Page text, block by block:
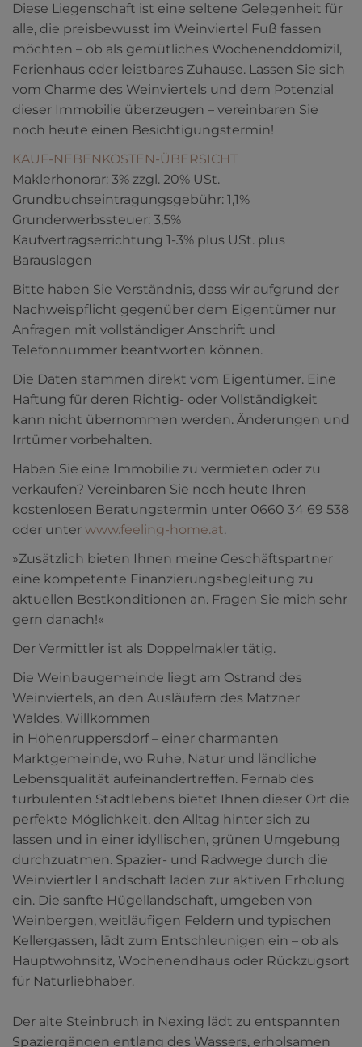
Diese Liegenschaft ist eine seltene Gelegenheit für
alle, die preisbewusst im Weinviertel Fuß fassen
möchten – ob als gemütliches Wochenenddomizil,
Ferienhaus oder leistbares Zuhause. Lassen Sie sich
vom Charme des Weinviertels und dem Potenzial
dieser Immobilie überzeugen – vereinbaren Sie
noch heute einen Besichtigungstermin!
KAUF-NEBENKOSTEN-ÜBERSICHT
Maklerhonorar: 3% zzgl. 20% USt.
Grundbuchseintragungsgebühr: 1,1%
Grunderwerbssteuer: 3,5%
Kaufvertragserrichtung 1-3% plus USt. plus
Barauslagen
Bitte haben Sie Verständnis, dass wir aufgrund der
Nachweispflicht gegenüber dem Eigentümer nur
Anfragen mit vollständiger Anschrift und
Telefonnummer beantworten können.
Die Daten stammen direkt vom Eigentümer. Eine
Haftung für deren Richtig- oder Vollständigkeit
kann nicht übernommen werden. Änderungen und
Irrtümer vorbehalten.
Haben Sie eine Immobilie zu vermieten oder zu
verkaufen? Vereinbaren Sie noch heute Ihren
kostenlosen Beratungstermin unter 0660 34 69 538
oder unter www.feeling-home.at.
»Zusätzlich bieten Ihnen meine Geschäftspartner
eine kompetente Finanzierungsbegleitung zu
aktuellen Bestkonditionen an. Fragen Sie mich sehr
gern danach!«
Der Vermittler ist als Doppelmakler tätig.
Die Weinbaugemeinde liegt am Ostrand des
Weinviertels, an den Ausläufern des Matzner
Waldes. Willkommen
in Hohenruppersdorf – einer charmanten
Marktgemeinde, wo Ruhe, Natur und ländliche
Lebensqualität aufeinandertreffen. Fernab des
turbulenten Stadtlebens bietet Ihnen dieser Ort die
perfekte Möglichkeit, den Alltag hinter sich zu
lassen und in einer idyllischen, grünen Umgebung
durchzuatmen. Spazier- und Radwege durch die
Weinviertler Landschaft laden zur aktiven Erholung
ein. Die sanfte Hügellandschaft, umgeben von
Weinbergen, weitläufigen Feldern und typischen
Kellergassen, lädt zum Entschleunigen ein – ob als
Hauptwohnsitz, Wochenendhaus oder Rückzugsort
für Naturliebhaber.
Der alte Steinbruch in Nexing lädt zu entspannten
Spaziergängen entlang des Wassers, erholsamen